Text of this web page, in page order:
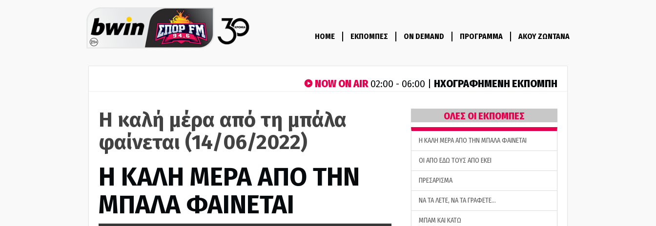
HOME ΕΚΠΟΜΠΕΣ ON DEMAND ΠΡΟΓΡΑΜΜΑ ΑΚΟΥ ΖΩΝΤΑΝΑ
NOW ON AIR02:00 - 06:00 | ΗΧΟΓΡΑΦΗΜΕΝΗ ΕΚΠΟΜΠΗ
Η καλή μέρα από τη μπάλα
φαίνεται (14/06/2022)
H ΚΑΛΗ ΜΕΡΑ ΑΠΟ ΤΗΝ
ΜΠΑΛΑ ΦΑΙΝΕΤΑΙ
ΟΛΕΣ ΟΙ ΕΚΠΟΜΠΕΣ
H ΚΑΛΗ ΜΕΡΑ ΑΠΟ ΤΗΝ ΜΠΑΛΑ ΦΑΙΝΕΤΑΙ
ΟΙ ΑΠΟ ΕΔΩ ΤΟΥΣ ΑΠΟ ΕΚΕΙ
ΠΡΕΣΑΡΙΣΜΑ
ΝΑ ΤΑ ΛΕΤΕ, ΝΑ ΤΑ ΓΡΑΦΕΤΕ…
ΜΠΑΜ ΚΑΙ ΚΑΤΩ